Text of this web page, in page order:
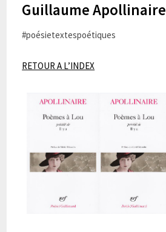
Guillaume Apollinaire
#poésietextespoétiques
RETOUR A L’INDEX